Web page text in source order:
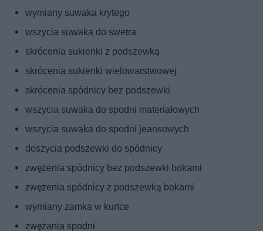
wymiany suwaka krytego
wszycia suwaka do swetra
skrócenia sukienki z podszewką
skrócenia sukienki wielowarstwowej
skrócenia spódnicy bez podszewki
wszycia suwaka do spodni materiałowych
wszycia suwaka do spodni jeansowych
doszycia podszewki do spódnicy
zwężenia spódnicy bez podszewki bokami
zwężenia spódnicy z podszewką bokami
wymiany zamka w kurtce
zwężania spodni